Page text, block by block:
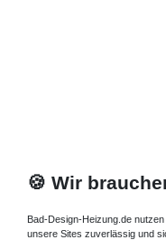
🍪 Wir
Bad-Design-Heizung.de
unsere Sites zuverlässig und